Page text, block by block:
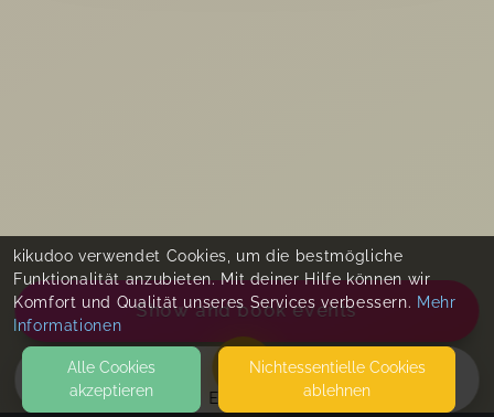
EVENTS
Show and book events
kikudoo verwendet Cookies, um die bestmögliche
Funktionalität anzubieten. Mit deiner Hilfe können wir
Komfort und Qualität unseres Services verbessern. Mehr
Informationen
Alle Cookies
akzeptieren
Nicht­essentielle Cookies
ablehnen